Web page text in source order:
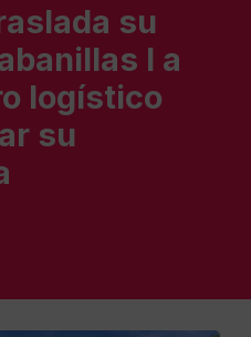
su
I a
logístico
su